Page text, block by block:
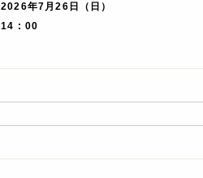
2026年7月26日（日）
14 : 00